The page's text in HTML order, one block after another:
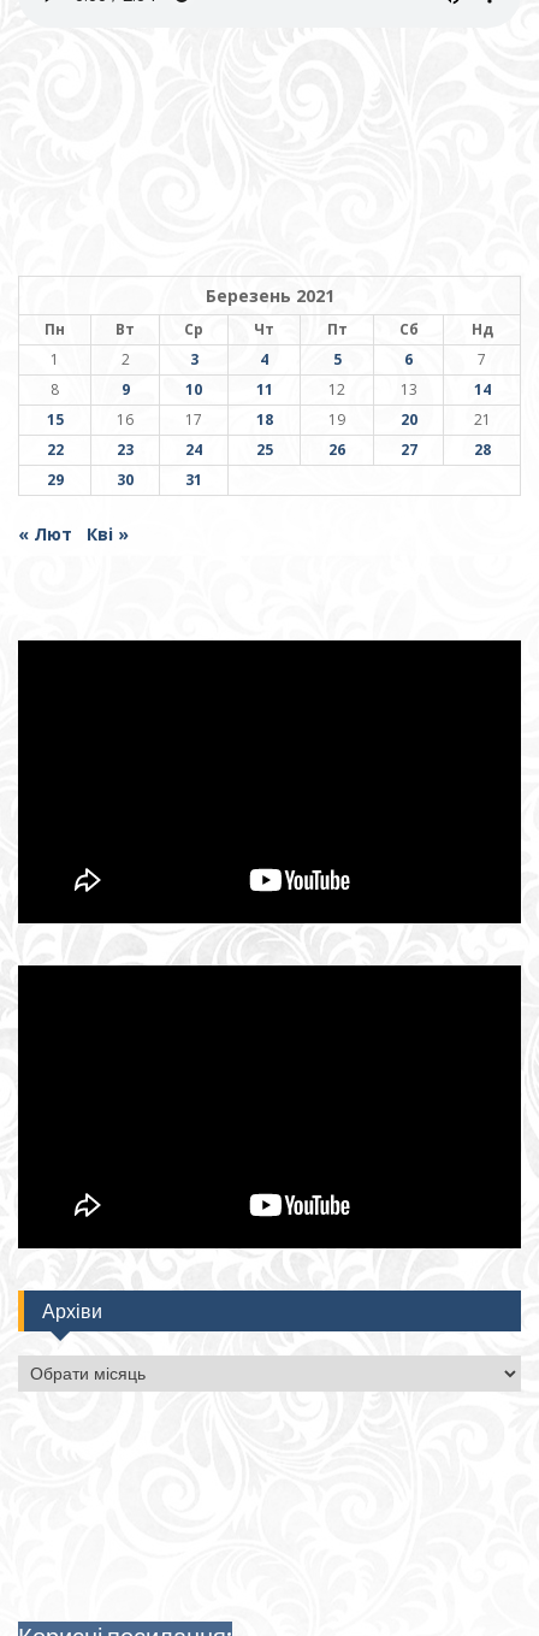
Березень 2021
Пн Вт Ср Чт Пт Сб
Нд
1
2 3 4 5 6
7
8
9 10 11 12 13
14
15
16 17 18 19 20
21
22
23 24 25 26 27
28
29
30 31
« Лют Кві »
Архіви
Архіви